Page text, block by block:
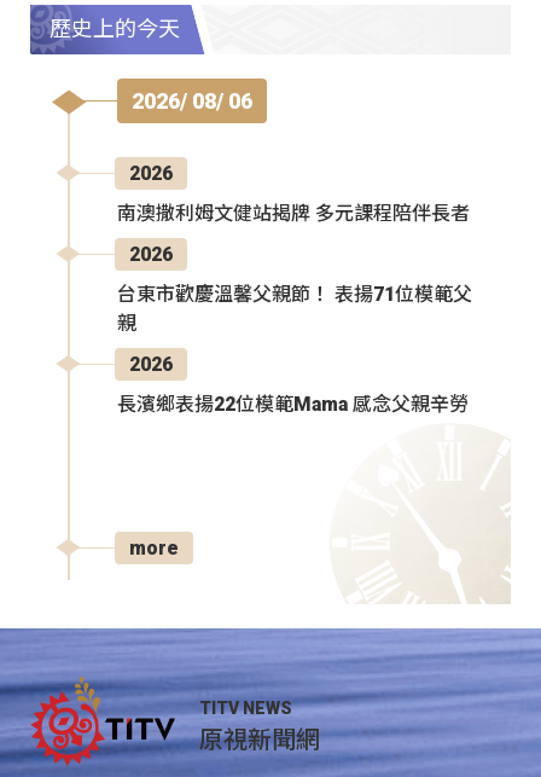
歷史上的今天
2026/ 08/ 06
2026
南澳撒利姆文健站揭牌 多元課程陪伴長者
2026
台東市歡慶溫馨父親節！ 表揚71位模範父
親
2026
長濱鄉表揚22位模範Mama 感念父親辛勞
more
TITV NEWS
原視新聞網